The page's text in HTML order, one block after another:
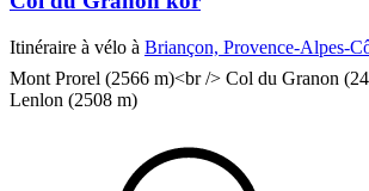
Itinéraire à vélo à Briançon, Provence-Alpes-
Mont Prorel (2566 m)<br /> Col du Granon
Lenlon (2508 m)